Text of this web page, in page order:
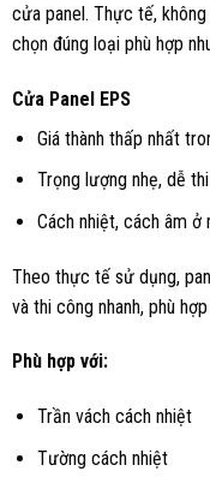
cửa panel. Thực tế,
chọn đúng loại phù hợp
Cửa Panel EPS
Giá thành thấp nhất
Trọng lượng nhẹ, dễ
Cách nhiệt, cách âm
Theo thực tế sử dụng,
và thi công nhanh, phù
Phù hợp với:
Trần vách cách nhiệt
Tường cách nhiệt